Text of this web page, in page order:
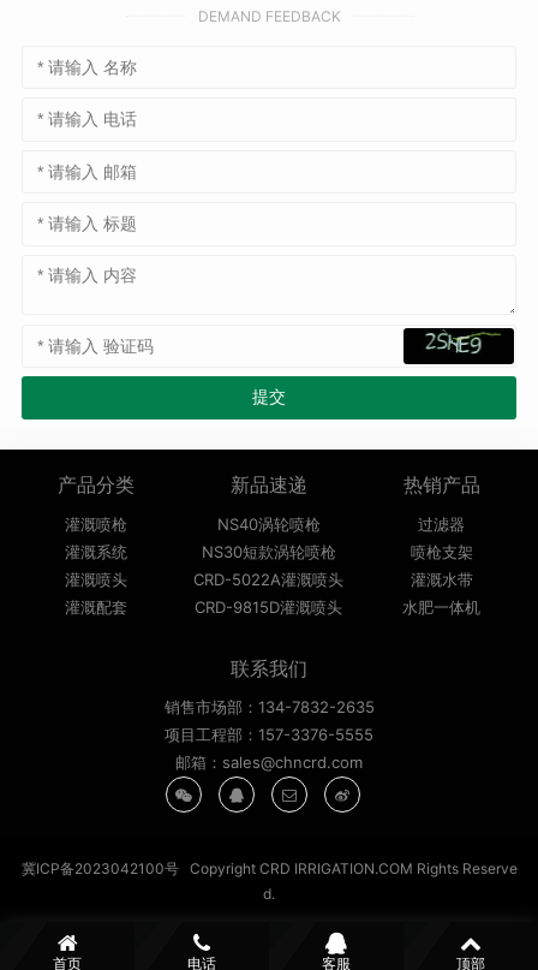
DEMAND FEEDBACK
产品分类
灌溉喷枪
灌溉系统
灌溉喷头
灌溉配套
新品速递
NS40涡轮喷枪
NS30短款涡轮喷枪
CRD-5022A灌溉喷头
CRD-9815D灌溉喷头
热销产品
过滤器
喷枪支架
灌溉水带
水肥一体机
联系我们
销售市场部：134-7832-2635
项目工程部：157-3376-5555
邮箱：sales@chncrd.com
冀ICP备2023042100号Copyright CRD IRRIGATION.COM Rights Reserve
d.
首页 电话 客服 顶部